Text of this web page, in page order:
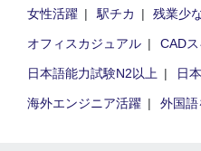
女性活躍
駅チカ 残業少
オフィスカジュアル
CAD
日本語能力試験N2以上
日
海外エンジニア活躍
外国